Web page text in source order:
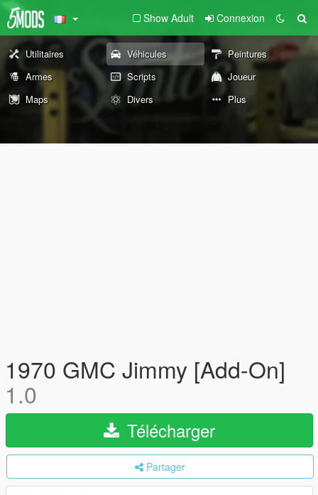
Show Adult Connexion
Utilitaires Véhicules
Peintures
Armes
Scripts
Joueur
Maps
Divers Plus
1970 GMC Jimmy [Add-On]
1.0
Télécharger
Partager